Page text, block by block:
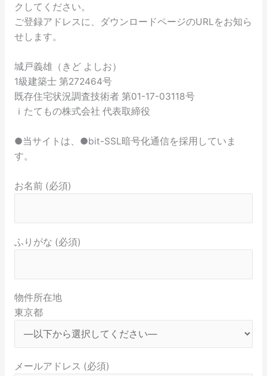
クしてください。
ご登録アドレスに、ダウンロードページのURLをお知ら
せします。
城戸義雄（きど よしお）
1級建築士 第272464号
既存住宅状況調査技術者 第01-17-03118号
ｉたてもの株式会社 代表取締役
●当サイトは、●bit-SSL暗号化通信を採用していま
す。
お名前 (必須)
ふりがな (必須)
物件所在地
東京都
メールアドレス (必須)